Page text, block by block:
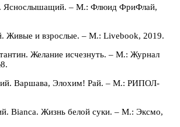
Яснослышащий. – М.: Флюид ФриФлай,
Живые и взрослые. – М.: Livebook, 2019.
Желание исчезнуть. – М.: Журнал
Варшава, Элохим! Рай. – М.: РИПОЛ-
Bianca. Жизнь белой суки. – М.: Эксмо,